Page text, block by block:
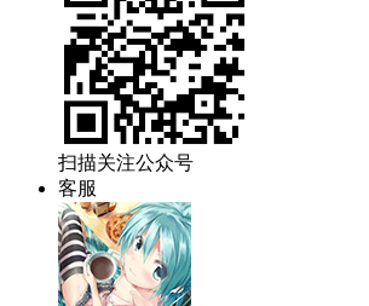
扫描关注公众号
客服